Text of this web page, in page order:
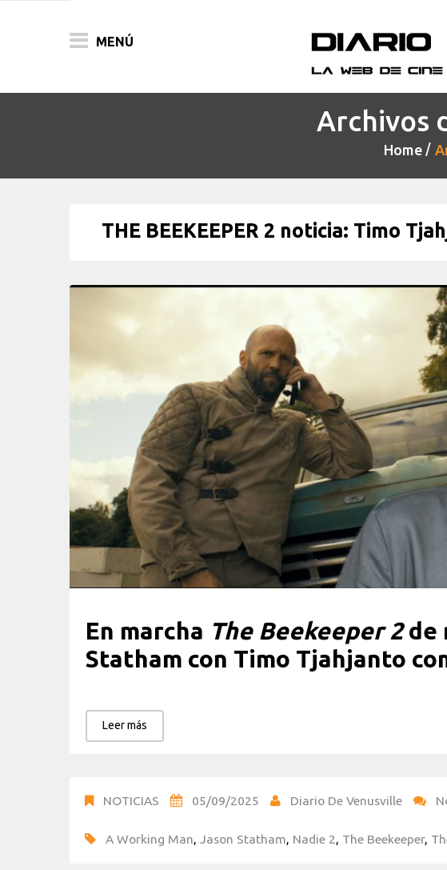
MENÚ
Archivos
Home
THE BEEKEEPER 2 noticia: Timo
En marcha The Beekeeper 2de
Statham con Timo Tjahjanto
Leer más
NOTICIAS 05/09/2025 Diario De Venusville
A Working Man, Jason Statham, Nadie 2, The Beekeeper,
FESTIVALES